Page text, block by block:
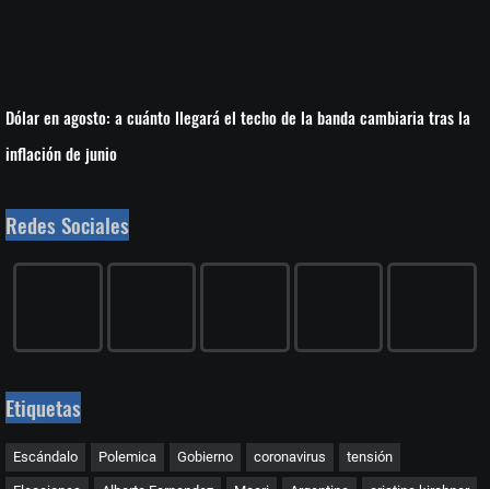
Dólar en agosto: a cuánto llegará el techo de la banda cambiaria tras la
inflación de junio
Redes Sociales
Etiquetas
Escándalo Polemica Gobierno coronavirus tensión